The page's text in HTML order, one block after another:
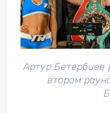
Артур
втором